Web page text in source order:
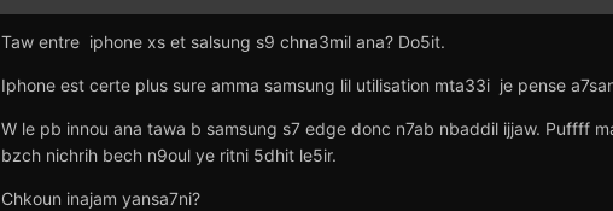
Taw entre iphone xs et salsung s9 chna3mil ana? Do5it.
Iphone est certe plus sure amma samsung lil utilisation mta33i je pense
W le pb innou ana tawa b samsung s7 edge donc n7ab nbaddil ijjaw. Puffff
bzch nichrih bech n9oul ye ritni 5dhit le5ir.
Chkoun inajam yansa7ni?